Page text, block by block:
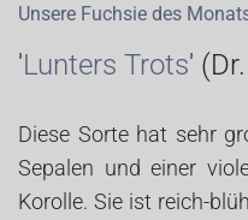
Unsere Fuchsie des
'Lunters Trots'
Diese Sorte hat sehr
Sepalen und einer
Korolle. Sie ist reich-